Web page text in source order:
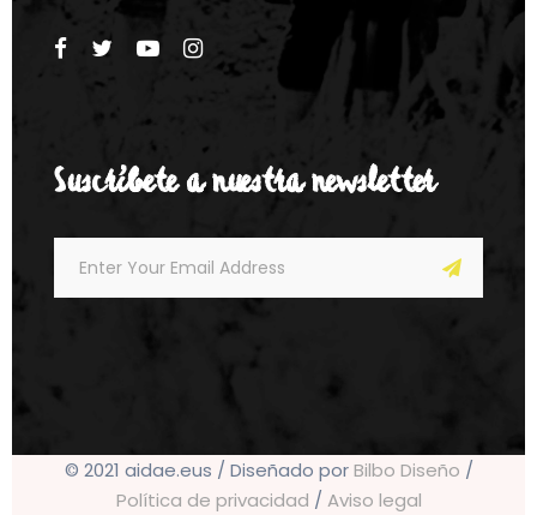
Suscríbete a nuestra newsletter
© 2021 aidae.eus / Diseñado porBilbo Diseño /
Política de privacidad / Aviso legal